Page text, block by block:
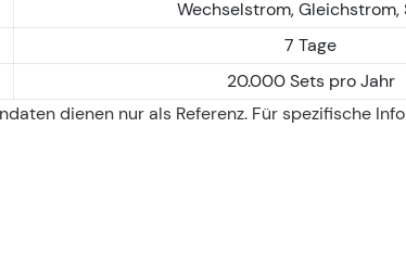
Wechselstrom, Gleichstrom,
7 Tage
20.000 Sets pro Jahr
dienen nur als Referenz. Für spezifische